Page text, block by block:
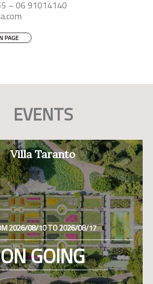
– 06 91014140
PAGE
EVENTS
Villa Taranto
2026/08/10 TO 2026/08/17
ON GOING